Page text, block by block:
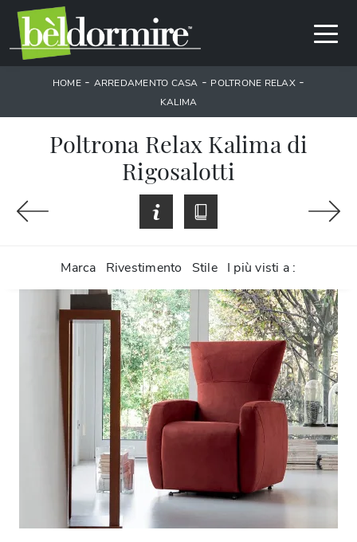
HOME- ARREDAMENTO CASA - POLTRONE RELAX -
KALIMA
Poltrona Relax Kalima di
Rigosalotti
Marca Rivestimento Stile I più visti a :